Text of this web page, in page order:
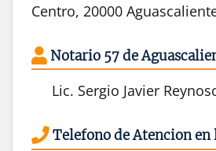
Centro, 20000
Notario 57 de
Lic. Sergio Javier
Telefono de Atencion en